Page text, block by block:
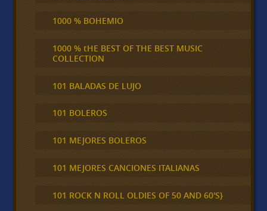
1000 % BOHEMIO
1000 % tHE BEST OF THE BEST MUSIC
COLLECTION
101 BALADAS DE LUJO
101 BOLEROS
101 MEJORES BOLEROS
101 MEJORES CANCIONES ITALIANAS
101 ROCK N ROLL OLDIES OF 50 AND 60'S}